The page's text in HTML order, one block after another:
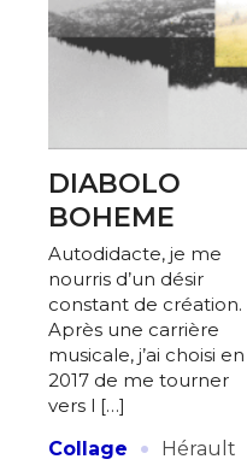
DIABOLO
BOHEME
Autodidacte, je me
nourris d’un désir
constant de création.
Après une carrière
musicale, j’ai choisi en
2017 de me tourner
vers l […]
Collage
· Hérault